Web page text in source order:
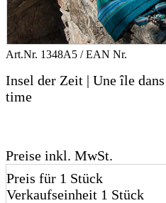
Art.Nr. 1348A5 / EAN Nr.
Insel der Zeit | Une île
time
Preise inkl. MwSt.
Preis für 1 Stück
Verkaufseinheit 1 Stück